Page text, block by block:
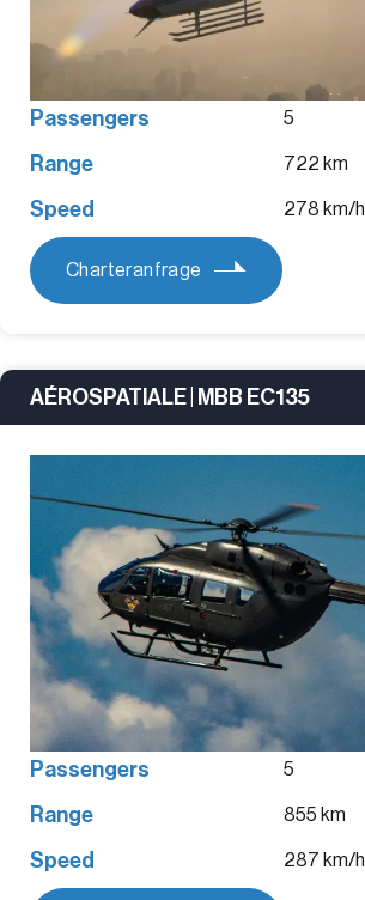
Passengers 5
Range 722 km
Speed 278 km/h
Charteranfrage
AÉROSPATIALE | MBB EC135
Passengers 5
Range 855 km
Speed 287 km/h